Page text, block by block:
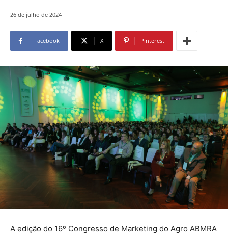
26 de julho de 2024
Facebook X Pinterest
A edição do 16º Congresso de Marketing do Agro ABMRA